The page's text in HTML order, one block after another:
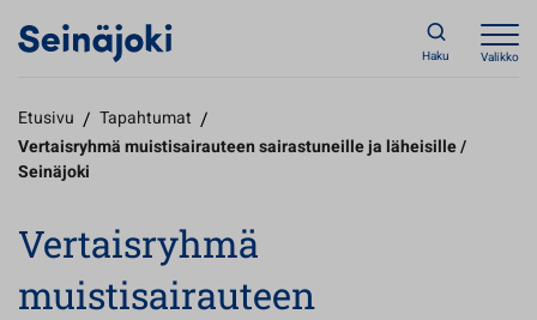
Haku Valikko
Etusivu / Tapahtumat /
Vertaisryhmä muistisairauteen sairastuneille ja läheisille /
Seinäjoki
Vertaisryhmä
muistisairauteen